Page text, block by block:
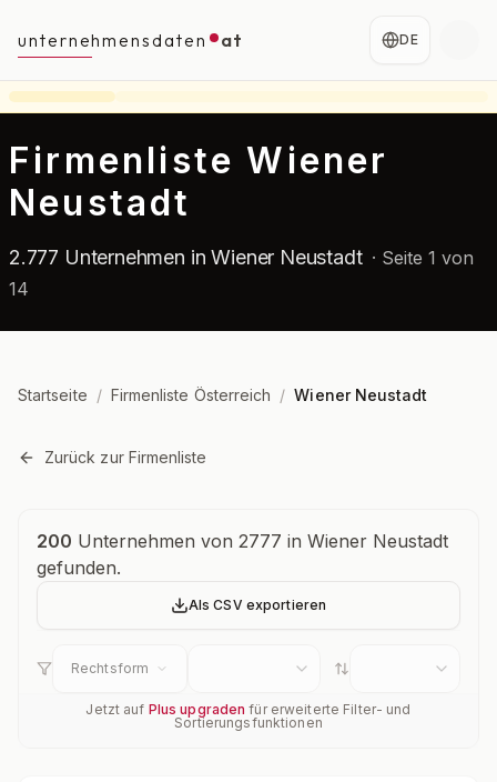
unternehmensdaten at DE
Firmenliste Wiener
Neustadt
2.777 Unternehmen in Wiener Neustadt · Seite 1 von
14
Startseite / Firmenliste Österreich / Wiener Neustadt
Zurück zur Firmenliste
Unternehmensübersicht
200 Unternehmen von 2777 in Wiener Neustadt
gefunden.
Als CSV exportieren
Rechtsform
Jetzt auf Plus upgraden für erweiterte Filter- und
Sortierungsfunktionen